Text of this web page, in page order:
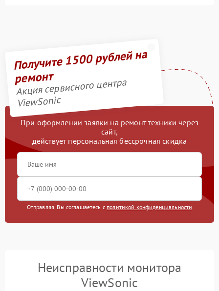
Получите 1500 рублей на
ремонт
Акция сервисного центра
ViewSonic
При оформлении заявки на ремонт техники через
сайт,
действует персональная бессрочная скидка
Отправляя, Вы соглашаетесь с политикой конфиденциальности
Неисправности монитора
ViewSonic